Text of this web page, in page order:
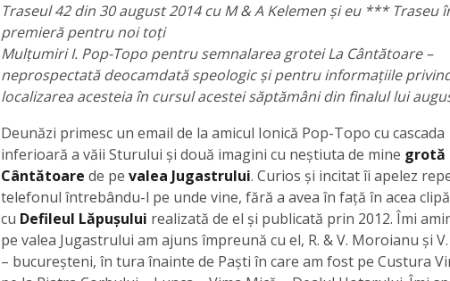
Traseul 42 din 30 august 2014 cu M & A Kelemen și eu *** Traseu
premieră pentru noi toți
Mulțumiri I. Pop-Topo pentru semnalarea grotei La Cântătoare –
neprospectată deocamdată speologic și pentru informațiile
localizarea acesteia în cursul acestei săptămâni din finalul lui
Deunăzi primesc un email de la amicul Ionică Pop-Topo cu cascada
inferioară a văii Sturului și două imagini cu neștiuta de mine grotă
Cântătoare de pe valea Jugastrului. Curios și incitat îi apelez
telefonul întrebându-l pe unde vine, fără a avea în față în acea
cu Defileul Lăpușului realizată de el și publicată prin 2012. Îmi
pe valea Jugastrului am ajuns împreună cu el, R. & V. Moroianu și
– bucureșteni, în tura înainte de Paști în care am fost pe Custura